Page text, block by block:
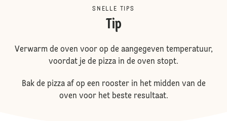
SNELLE TIPS
Tip
Verwarm de oven voor op de aangegeven temperatuur,
voordat je de pizza in de oven stopt.
Bak de pizza af op een rooster in het midden van de
oven voor het beste resultaat.